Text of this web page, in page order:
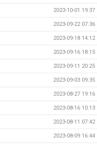
2023-10-01 19:37
2023-09-22 07:36
2023-09-18 14:12
2023-09-16 18:15
2023-09-11 20:25
2023-09-03 09:35
2023-08-27 19:16
2023-08-16 10:13
2023-08-11 07:42
2023-08-09 16:44